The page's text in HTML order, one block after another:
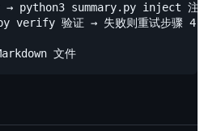
→ python3 summary.py inject 注
verify 验证 → 失败则重试步骤 4